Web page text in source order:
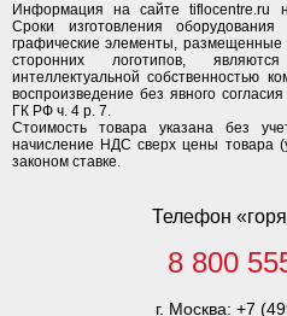
Информация на сайте tiflocentre.ru
Сроки изготовления
графические элементы,
сторонних логотипов,
интеллектуальной собственностью
воспроизведение без явного
ГК РФ ч. 4 р. 7.
Стоимость товара указана без
начисление НДС сверх цены товара
законом ставке.
Телефон
8 800
г. Москва: +7